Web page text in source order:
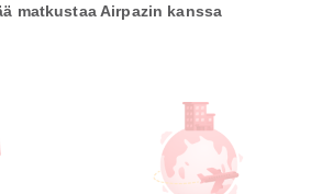
matkustaa Airpazin kanssa